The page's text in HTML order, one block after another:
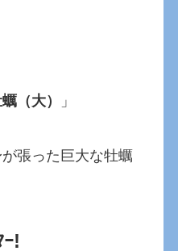
（大） 」
張った巨大な牡蠣
!